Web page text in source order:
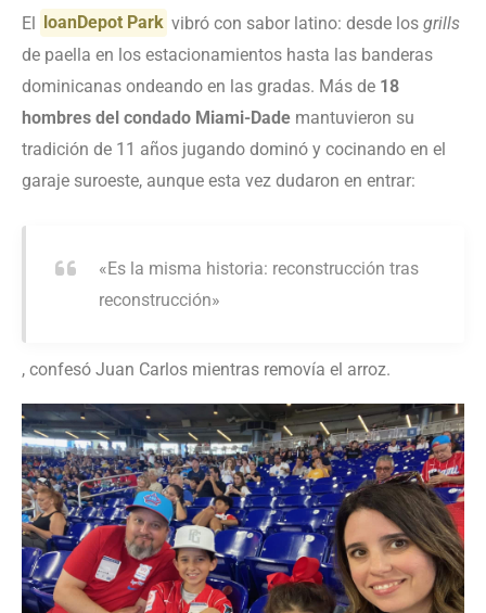
El loanDepot Park vibró con sabor latino: desde losgrills
de paella en los estacionamientos hasta las banderas
dominicanas ondeando en las gradas. Más de 18
hombres del condado Miami-Dade mantuvieron su
tradición de 11 años jugando dominó y cocinando en el
garaje suroeste, aunque esta vez dudaron en entrar:
«Es la misma historia: reconstrucción tras
reconstrucción»
, confesó Juan Carlos mientras removía el arroz.